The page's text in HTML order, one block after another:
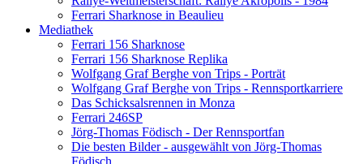
Ferrari Sharknose in Beaulieu
Mediathek
Ferrari 156 Sharknose
Ferrari 156 Sharknose Replika
Wolfgang Graf Berghe von Trips - Porträt
Wolfgang Graf Berghe von Trips - Rennsportkarriere
Das Schicksalsrennen in Monza
Ferrari 246SP
Jörg-Thomas Födisch - Der Rennsportfan
Die besten Bilder - ausgewählt von Jörg-Thomas
Födisch